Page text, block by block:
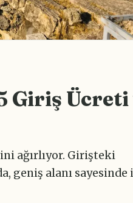
Giriş Ücreti
ağırlıyor. Girişteki
geniş alanı sayesinde